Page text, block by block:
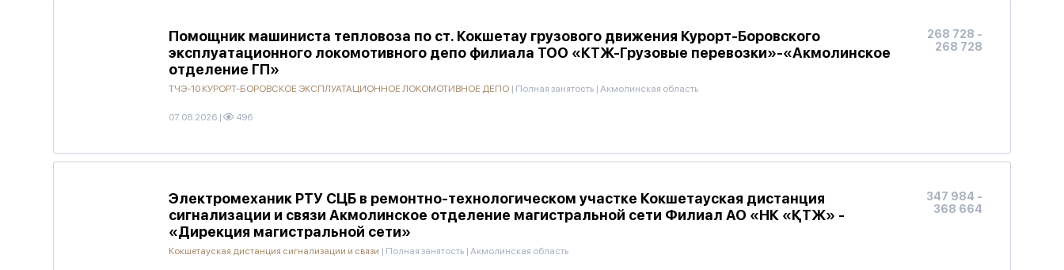
Помощник машиниста тепловоза по ст. Кокшетау грузового движения Курорт-Боровского
эксплуатационного локомотивного депо филиала ТОО «КТЖ-Грузовые перевозки»-«Акмолинское
отделение ГП»
ТЧЭ-10 КУРОРТ-БОРОВСКОЕ ЭКСПЛУАТАЦИОННОЕ ЛОКОМОТИВНОЕ ДЕПО | Полная занятость | Акмолинская область
07.08.2026 | 496
268 728 -
268 728
Электромеханик РТУ СЦБ в ремонтно-технологическом участке Кокшетауская дистанция
сигнализации и связи Акмолинское отделение магистральной сети Филиал АО «НК «ҚТЖ» -
«Дирекция магистральной сети»
Кокшетауская дистанция сигнализации и связи | Полная занятость | Акмолинская область
347 984 -
368 664